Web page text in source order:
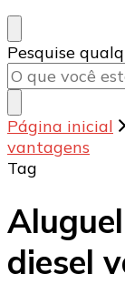
Procurando
algo?
Pesquise
Página inicial
vantagens
Tag
diesel